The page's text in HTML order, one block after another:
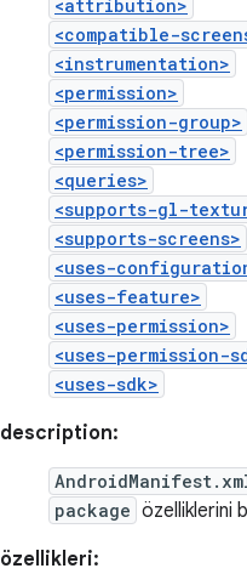
<attribution>
<compatible-
<instrumentation>
<permission>
<permission-group>
<permission-tree>
<queries>
<supports-gl-
<supports-screens>
<uses-
<uses-feature>
<uses-permission>
<uses-permission-
<uses-sdk>
description:
package özelliklerini
özellikleri: